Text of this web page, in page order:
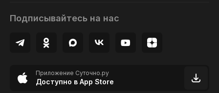
Подписывайтесь на нас
Приложение Суточно.ру
Доступно в App Store